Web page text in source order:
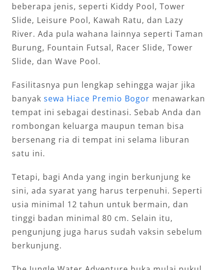
beberapa jenis, seperti Kiddy Pool, Tower
Slide, Leisure Pool, Kawah Ratu, dan Lazy
River. Ada pula wahana lainnya seperti Taman
Burung, Fountain Futsal, Racer Slide, Tower
Slide, dan Wave Pool.
Fasilitasnya pun lengkap sehingga wajar jika
banyak sewa Hiace Premio Bogor menawarkan
tempat ini sebagai destinasi. Sebab Anda dan
rombongan keluarga maupun teman bisa
bersenang ria di tempat ini selama liburan
satu ini.
Tetapi, bagi Anda yang ingin berkunjung ke
sini, ada syarat yang harus terpenuhi. Seperti
usia minimal 12 tahun untuk bermain, dan
tinggi badan minimal 80 cm. Selain itu,
pengunjung juga harus sudah vaksin sebelum
berkunjung.